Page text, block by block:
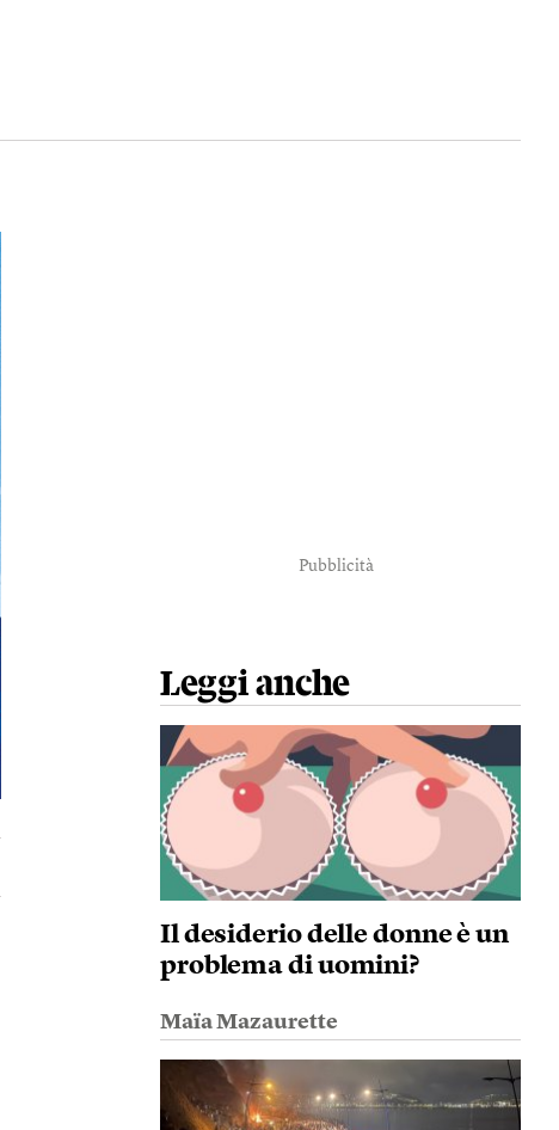
Pubblicità
Leggi anche
Il desiderio delle donne è un
problema di uomini?
Maïa Mazaurette